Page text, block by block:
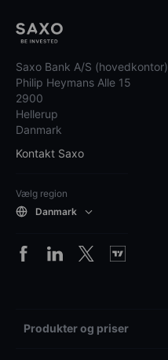
Saxo Bank A/S (hovedkontor)
Philip Heymans Alle 15
2900
Hellerup
Danmark
Kontakt Saxo
Vælg region
Danmark
Produkter og priser